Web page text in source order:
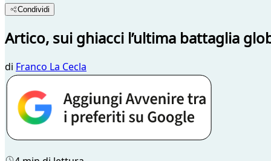
Condividi
Artico, sui ghiacci l’ultima battaglia
di Franco La Cecla